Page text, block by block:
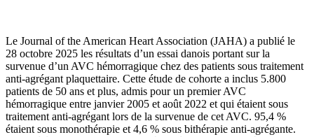
Le Journal of the American Heart Association (JAHA) a publié le
28 octobre 2025 les résultats d’un essai danois portant sur la
survenue d’un AVC hémorragique chez des patients sous traitement
anti-agrégant plaquettaire. Cette étude de cohorte a inclus 5.800
patients de 50 ans et plus, admis pour un premier AVC
hémorragique entre janvier 2005 et août 2022 et qui étaient sous
traitement anti-agrégant lors de la survenue de cet AVC. 95,4 %
étaient sous monothérapie et 4,6 % sous bithérapie anti-agrégante.